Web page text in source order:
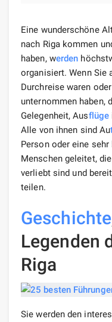
Eine wunderschöne
nach Riga kommen
haben, werden
organisiert. Wenn Sie
Durchreise waren
unternommen haben,
Gelegenheit, Ausflüge
Alle von ihnen sind Au
Person oder eine
Menschen geleitet,
verliebt sind und
teilen.
Geschichte
Legenden
Riga
Sie werden den